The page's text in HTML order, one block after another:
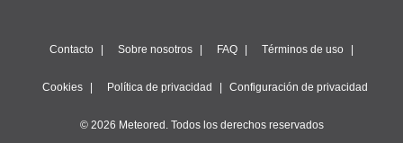
Contacto Sobre nosotros FAQ Términos de uso
Cookies Política de privacidad Configuración de privacidad
© 2026 Meteored. Todos los derechos reservados